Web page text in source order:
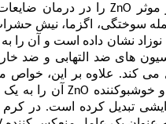
موثر
ZnOرا در درمان
سوختگی، اگزما، نیش
نشان داده است و آن را به
های ضد التهابی و ضد
می کند. علاوه بر این،
و خوشبوکننده ZnOآن را به
تبدیل کرده است. در کرم